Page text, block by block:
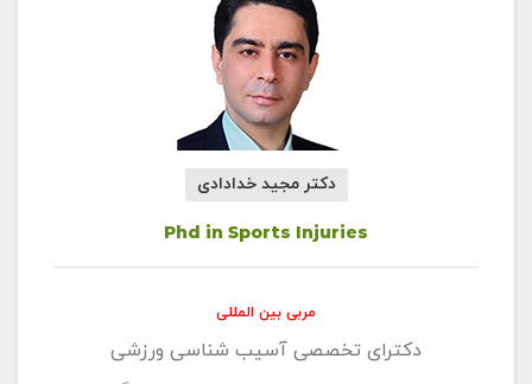
دکتر مجید خدادادی
Phd in Sports Injuries
مربی بین المللی
دکترای تخصصی آسیب شناسی ورزشی